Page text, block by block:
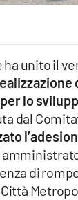
unito il
lo
dal
di